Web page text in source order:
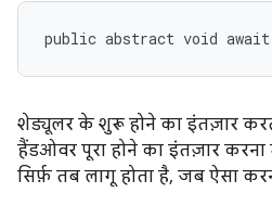
public abstract void
शेड्यूलर के शुरू होने का इंतज़ार
हैंडओवर पूरा होने का इंतज़ार करना
सिर्फ़ तब लागू होता है, जब ऐसा